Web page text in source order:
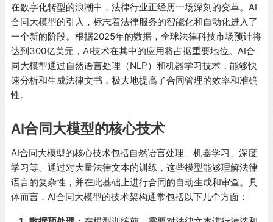
在数字化转型的浪潮中，法律行业正经历一场深刻的变革。AI
合同大模型的引入，标志着法律服务的智能化和自动化进入了
一个新的阶段。根据2025年的数据，全球法律科技市场预计将
达到300亿美元，AI技术在其中的应用将占据重要地位。AI合
同大模型通过自然语言处理（NLP）和机器学习技术，能够快
速分析和生成法律文书，极大地提高了合同管理的效率和准确
性。
AI合同大模型的核心技术
AI合同大模型的核心技术包括自然语言处理、机器学习、深度
学习等。通过对大量法律文本的训练，这些模型能够理解法律
语言的复杂性，并在此基础上进行合同的自动生成和审查。具
体而言，AI合同大模型的技术架构通常包括以下几个方面：